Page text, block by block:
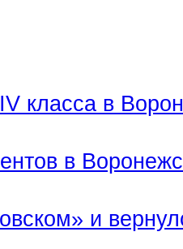
класса в
в
и